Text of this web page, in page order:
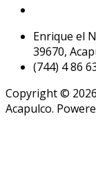
Enrique el
39670,
(744) 4 86
Copyright ©
Acapulco.